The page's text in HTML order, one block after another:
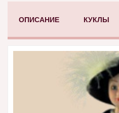
ОПИСАНИЕ КУКЛЫ